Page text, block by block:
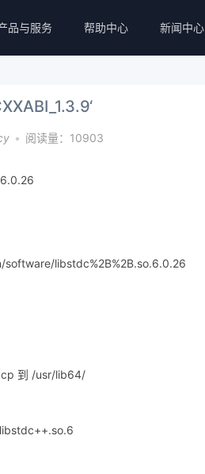
品与服务 帮助中心 新闻中心
• 阅读量：10903
libstdc%2B%2B.so.6.0.26
到 /usr/lib64/